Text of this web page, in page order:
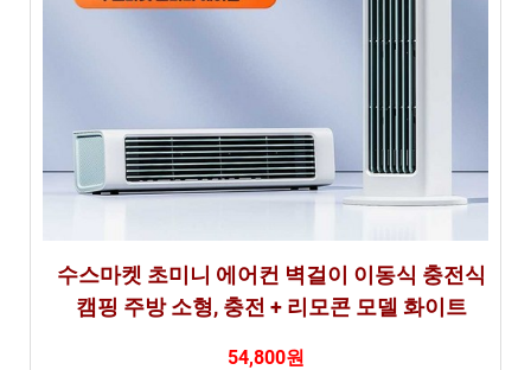
수스마켓 초미니 에어컨 벽걸이 이동식 충전식
캠핑 주방 소형, 충전 + 리모콘 모델 화이트
54,800원